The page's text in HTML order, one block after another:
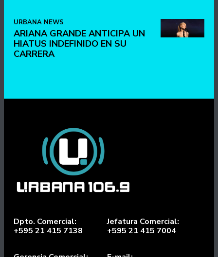
URBANA NEWS
ARIANA GRANDE ANTICIPA UN
HIATUS INDEFINIDO EN SU
CARRERA
Dpto. Comercial:
+595 21 415 7138
Jefatura Comercial:
+595 21 415 7004